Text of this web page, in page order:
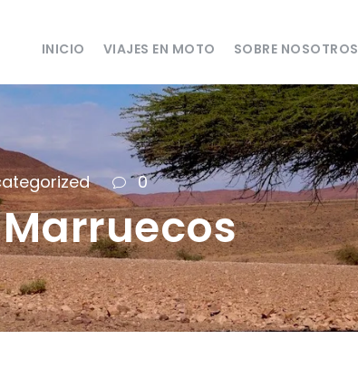
INICIO VIAJES EN MOTO SOBRE NOSOTROS
0